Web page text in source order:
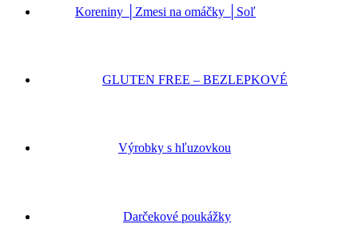
Koreniny │Zmesi na omáčky │Soľ
GLUTEN FREE – BEZLEPKOVÉ
Výrobky s hľuzovkou
Darčekové poukážky